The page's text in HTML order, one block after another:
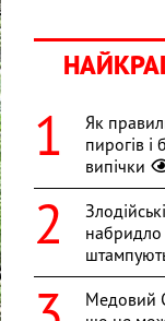
Як
пирогів і
випічки
набридло
Медовий